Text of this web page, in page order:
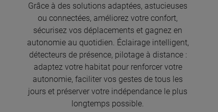
Grâce à des solutions adaptées, astucieuses
ou connectées, améliorez votre confort,
sécurisez vos déplacements et gagnez en
autonomie au quotidien. Éclairage intelligent,
détecteurs de présence, pilotage à distance :
adaptez votre habitat pour renforcer votre
autonomie, faciliter vos gestes de tous les
jours et préserver votre indépendance le plus
longtemps possible.